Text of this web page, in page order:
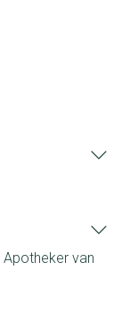
Apotheker van